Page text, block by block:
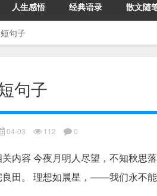
人生感悟 经典语录 散文随
句子
句子
04-03 112 0
内容 今夜月明人尽望，不知秋
良田。 理想如晨星，——我们永不